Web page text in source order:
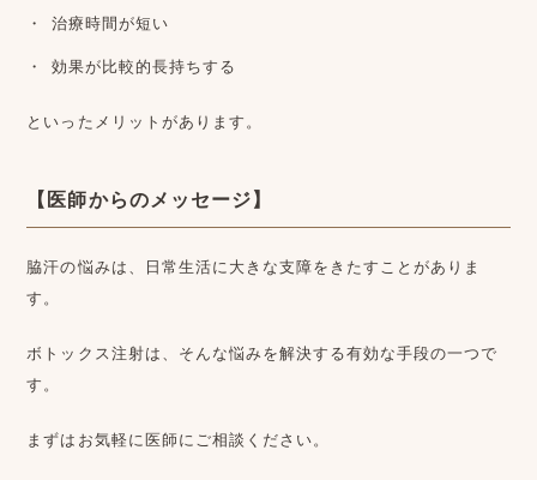
治療時間が短い
効果が比較的長持ちする
といったメリットがあります。
【医師からのメッセージ】
脇汗の悩みは、日常生活に大きな支障をきたすことがありま
す。
ボトックス注射は、そんな悩みを解決する有効な手段の一つで
す。
まずはお気軽に医師にご相談ください。